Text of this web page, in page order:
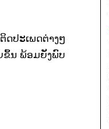
ດປະເພດຕ່າງໆ
ຂຶ້ນ ພ້ອມຍັງພົບ